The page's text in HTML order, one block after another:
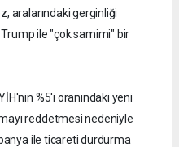
aralarındaki gerginliği
ile "çok samimi" bir
%5'i oranındaki yeni
reddetmesi nedeniyle
ile ticareti durdurma